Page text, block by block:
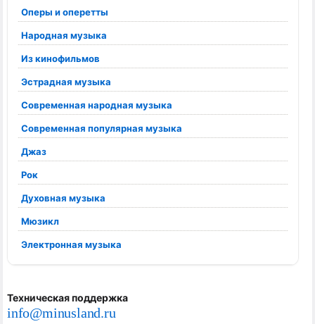
Оперы и оперетты
Народная музыка
Из кинофильмов
Эстрадная музыка
Современная народная музыка
Современная популярная музыка
Джаз
Рок
Духовная музыка
Мюзикл
Электронная музыка
Техническая поддержка
info@minusland.ru